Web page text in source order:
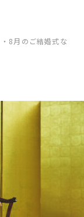
8月のご結婚式な